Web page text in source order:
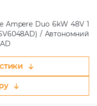
Ampere Duo 6kW 48V 1
/ Автономний